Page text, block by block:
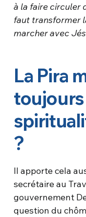
à la faire circuler
faut transformer
marcher avec
La Pira
?
Il apporte cela
secrétaire au
gouvernement
question du